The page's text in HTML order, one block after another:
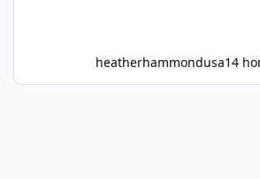
heatherhammondusa14